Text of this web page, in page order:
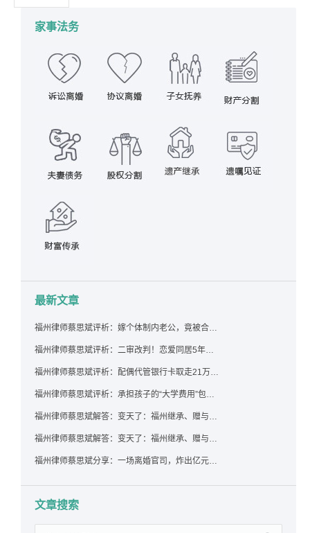
家事法务
最新文章
福州律师蔡思斌评析：嫁个体制内老公，竟被合伙设局背上近百万债务，婚前不查征信真要命！
福州律师蔡思斌评析：二审改判！恋爱同居5年为女友买车，分手后能要回吗？
福州律师蔡思斌评析：配偶代管银行卡取走21万，离婚后这笔钱还要得回来吗？
福州律师蔡思斌评析：承担孩子的“大学费用”包括高额留学费用吗？
福州律师蔡思斌解答：变天了：福州继承、赠与房产转让要收20%个税？福州国税官方回复来了！
福州律师蔡思斌解答：变天了：福州继承、赠与房产转让要收20%个税？福州国税官方回答来了！
福州律师蔡思斌分享：一场离婚官司，炸出亿元“糊涂账”：本想分割家产，结果“自爆”了家底
文章搜索